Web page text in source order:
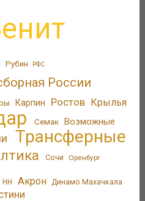
Рубин РФС
России
Карпин Ростов Крылья
Семак Возможные
Трансферные
Сочи Оренбург
НН Акрон Динамо Махачкала